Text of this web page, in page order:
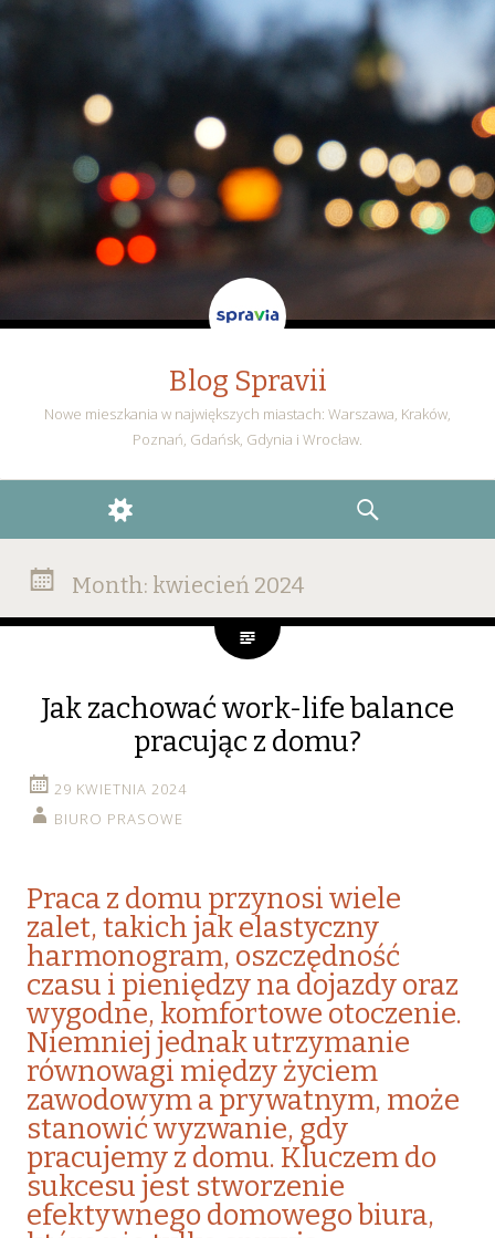
Blog Spravii
Nowe mieszkania w największych miastach: Warszawa, Kraków,
Poznań, Gdańsk, Gdynia i Wrocław.
WIDGETS
SEARCH
Month: kwiecień 2024
Jak zachować work-life balance
pracując z domu?
29 KWIETNIA 2024
BIURO PRASOWE
Praca z domu przynosi wiele
zalet, takich jak elastyczny
harmonogram, oszczędność
czasu i pieniędzy na dojazdy oraz
wygodne, komfortowe otoczenie.
Niemniej jednak utrzymanie
równowagi między życiem
zawodowym a prywatnym, może
stanowić wyzwanie, gdy
pracujemy z domu. Kluczem do
sukcesu jest stworzenie
efektywnego domowego biura,